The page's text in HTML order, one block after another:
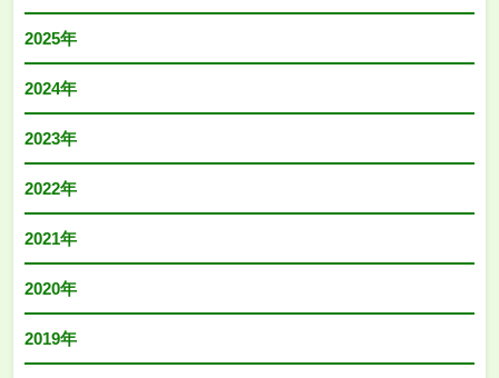
2025年
2024年
2023年
2022年
2021年
2020年
2019年